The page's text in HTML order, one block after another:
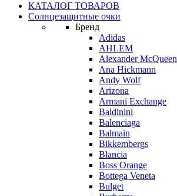
КАТАЛОГ ТОВАРОВ
Солнцезащитные очки
Бренд
Adidas
AHLEM
Alexander McQueen
Ana Hickmann
Andy Wolf
Arizona
Armani Exchange
Baldinini
Balenciaga
Balmain
Bikkembergs
Blancia
Boss Orange
Bottega Veneta
Bulget